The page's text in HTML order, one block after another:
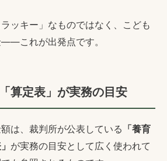
ラッキー」なものではなく、こども
これが出発点です。
算定表」が実務の目安
は、裁判所が公表している 「養育
が実務の目安として広く使われて